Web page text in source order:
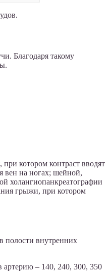
Благодаря такому
котором контраст вводят
вен на ногах; шейной,
холангиопанкреатографии
грыжи, при котором
полости внутренних
– 140, 240, 300, 350